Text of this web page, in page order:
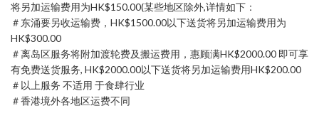
将另加运输费用为HK$150.00(某些地区除外,详情如下：
＃东涌要另收运输费，HK$1500.00以下送货将另加运输费用为
HK$300.00
＃离岛区服务将附加渡轮费及搬运费用，惠顾满HK$2000.00 即可享
有免费送货服务, HK$2000.00以下送货将另加运输费用HK$200.00
＃以上服务 不适用 于食肆行业
＃香港境外各地区运费不同